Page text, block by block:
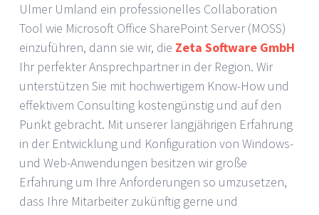
Ulmer Umland ein professionelles Collaboration
Tool wie Microsoft Office SharePoint Server (MOSS)
einzuführen, dann sie wir, die Zeta Software GmbH
Ihr perfekter Ansprechpartner in der Region. Wir
unterstützen Sie mit hochwertigem Know-How und
effektivem Consulting kostengünstig und auf den
Punkt gebracht. Mit unserer langjährigen Erfahrung
in der Entwicklung und Konfiguration von Windows-
und Web-Anwendungen besitzen wir große
Erfahrung um Ihre Anforderungen so umzusetzen,
dass Ihre Mitarbeiter zukünftig gerne und